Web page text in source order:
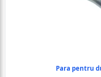
Para pentru